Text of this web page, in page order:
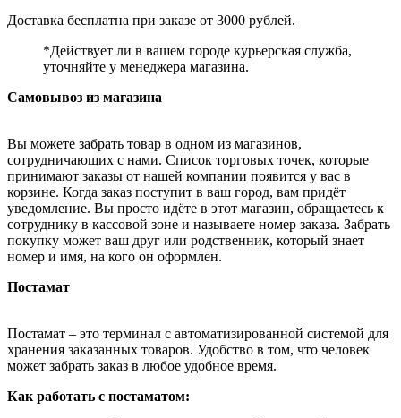
Доставка бесплатна при заказе от 3000 рублей.
*Действует ли в вашем городе курьерская служба,
уточняйте у менеджера магазина.
Самовывоз из магазина
Вы можете забрать товар в одном из магазинов,
сотрудничающих с нами. Список торговых точек, которые
принимают заказы от нашей компании появится у вас в
корзине. Когда заказ поступит в ваш город, вам придёт
уведомление. Вы просто идёте в этот магазин, обращаетесь к
сотруднику в кассовой зоне и называете номер заказа. Забрать
покупку может ваш друг или родственник, который знает
номер и имя, на кого он оформлен.
Постамат
Постамат – это терминал с автоматизированной системой для
хранения заказанных товаров. Удобство в том, что человек
может забрать заказ в любое удобное время.
Как работать с постаматом: